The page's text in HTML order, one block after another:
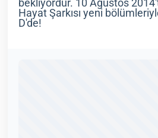
bekliyordur. 10 Ağustos
Hayat Şarkısı yeni
D'de!